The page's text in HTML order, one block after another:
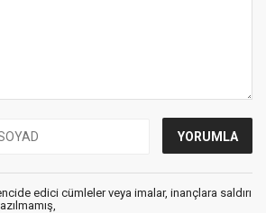
edici cümleler veya imalar, inançlara saldırı